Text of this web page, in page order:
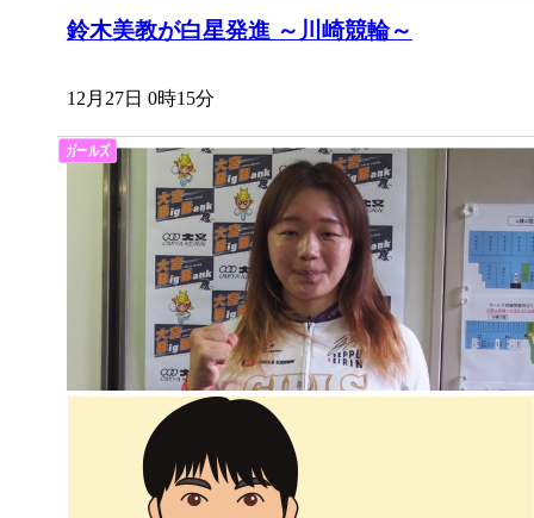
鈴木美教が白星発進 ～川崎競輪～
12月27日 0時15分